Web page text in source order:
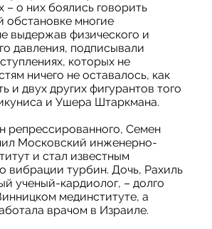
– о них боялись говорить
обстановке многие
выдержав физического и
давления, подписывали
которых не
ничего не оставалось, как
и двух других фигурантов того
и Ушера Штаркмана.
репрессированного, Семен
Московский инженерно-
и стал известным
вибрации турбин. Дочь, Рахиль
ученый-кардиолог, – долго
мединституте, а
врачом в Израиле.